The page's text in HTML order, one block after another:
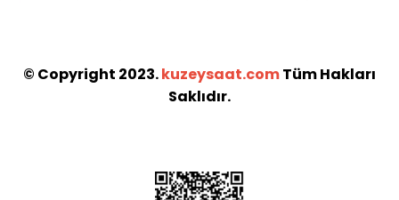
© Copyright 2023.kuzeysaat.comTüm Hakları
Saklıdır.